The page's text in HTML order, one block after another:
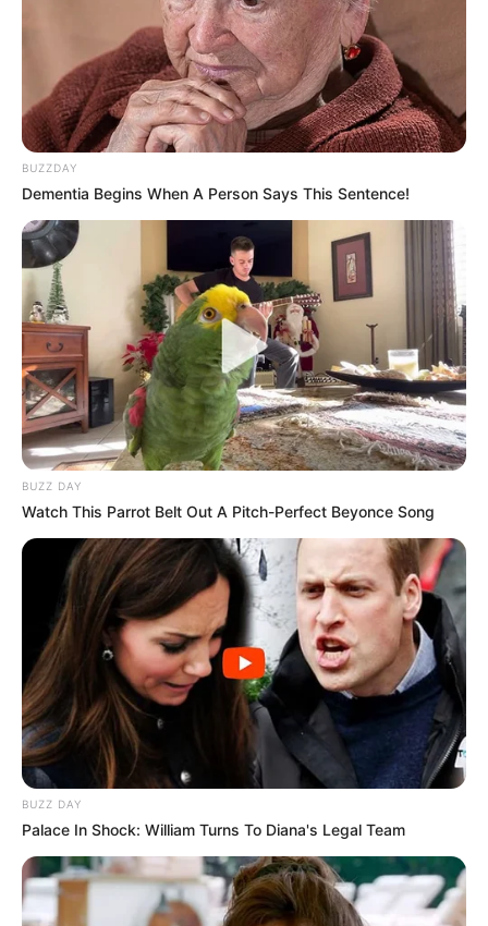
BUZZDAY
Dementia Begins When A Person Says This Sentence!
BUZZ DAY
Watch This Parrot Belt Out A Pitch-Perfect Beyonce Song
BUZZ DAY
Palace In Shock: William Turns To Diana's Legal Team